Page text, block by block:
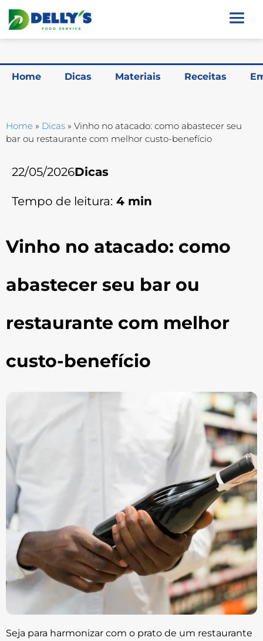
Home Dicas Materiais Receitas
Home » Dicas » Vinho no atacado: como abastecer seu
bar ou restaurante com melhor custo-benefício
22/05/2026Dicas
Tempo de leitura: 4 min
Vinho no atacado: como
abastecer seu bar ou
restaurante com melhor
custo-benefício
Seja para harmonizar com o prato de um restaurante